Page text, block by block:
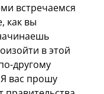
встречаемся
как вы
в этой
другому
вас прошу